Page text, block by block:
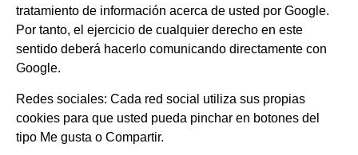
tratamiento de información acerca de usted por Google.
Por tanto, el ejercicio de cualquier derecho en este
sentido deberá hacerlo comunicando directamente con
Google.
Redes sociales: Cada red social utiliza sus propias
cookies para que usted pueda pinchar en botones del
tipo Me gusta o Compartir.